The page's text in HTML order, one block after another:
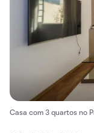
Casa com 3 quartos no